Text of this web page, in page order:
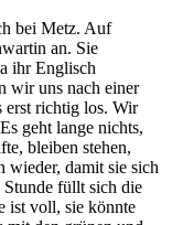
bei Metz. Auf
an. Sie
ihr Englisch
wir uns nach einer
erst richtig los. Wir
geht lange nichts,
bleiben stehen,
wieder, damit sie sich
Stunde füllt sich die
ist voll, sie könnte